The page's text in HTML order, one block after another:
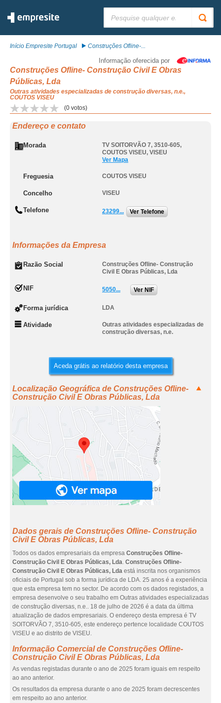
Início Empresite Portugal Construções Ofline-...
Informação oferecida por
Construções Ofline- Construção Civil E Obras
Públicas, Lda
Outras atividades especializadas de construção diversas, n.e.,
COUTOS VISEU
(0 votos)
Endereço e contato
Morada TV SOITORVÃO 7, 3510-605,
COUTOS VISEU, VISEU
Ver Mapa
Freguesia COUTOS VISEU
Concelho VISEU
Telefone 23299... Ver Telefone
Informações da Empresa
Razão Social
Construções Ofline- Construção
Civil E Obras Públicas, Lda
NIF 5050... Ver NIF
Forma jurídica LDA
Atividade
Outras atividades especializadas de
construção diversas, n.e.
Aceda grátis ao relatório desta empresa
Localização Geográfica de Construções Ofline-
Construção Civil E Obras Públicas, Lda
Dados gerais de Construções Ofline- Construção
Civil E Obras Públicas, Lda
Todos os dados empresariais da empresa Construções Ofline-
Construção Civil E Obras Públicas, Lda. Construções Ofline-
Construção Civil E Obras Públicas, Lda está inscrita nos organismos
oficiais de Portugal sob a forma jurídica de LDA. 25 anos é a experiência
que esta empresa tem no sector. De acordo com os dados registados, a
empresa desenvolve o seu trabalho em Outras atividades especializadas
de construção diversas, n.e.. 18 de julho de 2026 é a data da última
atualização de dados empresariais. O endereço desta empresa é TV
SOITORVÃO 7, 3510-605, este endereço pertence localidade COUTOS
VISEU e ao distrito de VISEU.
Informação Comercial de Construções Ofline-
Construção Civil E Obras Públicas, Lda
As vendas registadas durante o ano de 2025 foram iguais em respeito
ao ano anterior.
Os resultados da empresa durante o ano de 2025 foram decrescentes
em respeito ao ano anterior.